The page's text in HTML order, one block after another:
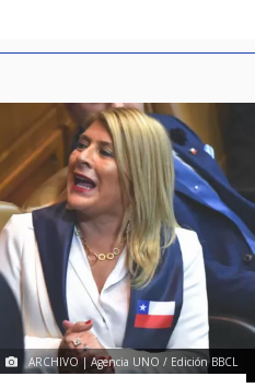
ARCHIVO | Agencia UNO / Edición BBCL